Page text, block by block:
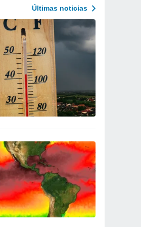
Últimas noticias